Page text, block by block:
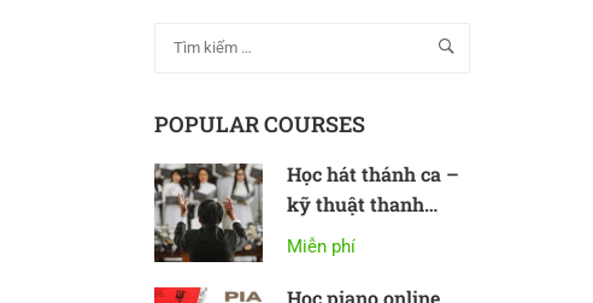
POPULAR COURSES
Học hát thánh ca –
kỹ thuật thanh
nhạc cơ bản
Miễn phí
Học piano online